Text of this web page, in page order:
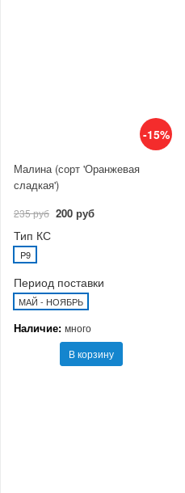
-15%
Малина (сорт 'Оранжевая
сладкая')
235 руб 200 руб
Тип КС
P9
Период поставки
МАЙ - НОЯБРЬ
Наличие: много
В корзину